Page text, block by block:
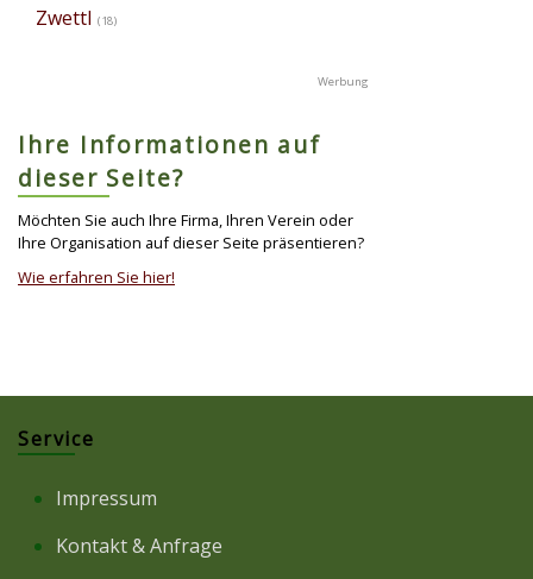
Zwettl (18)
Ihre Informationen auf
dieser Seite?
Möchten Sie auch Ihre Firma, Ihren Verein oder
Ihre Organisation auf dieser Seite präsentieren?
Wie erfahren Sie hier!
Service
Impressum
Kontakt & Anfrage